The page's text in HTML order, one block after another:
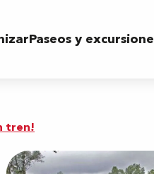
Paseos y
tren!